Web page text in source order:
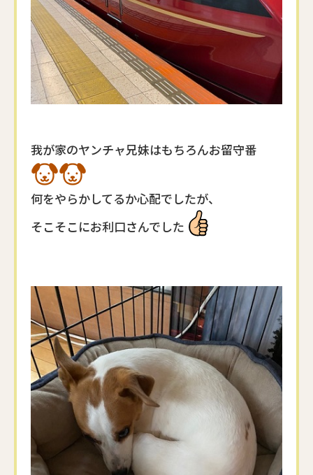
我が家のヤンチャ兄妹はもちろんお留守番
何をやらかしてるか心配でしたが、
そこそこにお利口さんでした